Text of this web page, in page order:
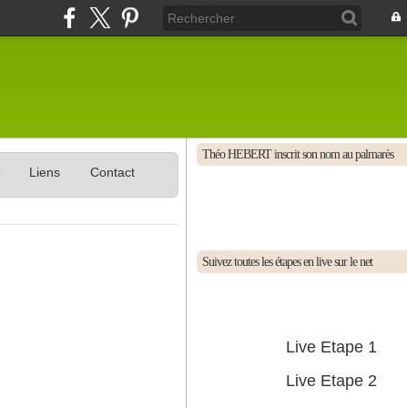
Liens Contact
Théo HEBERT inscrit son nom au palmarès
Suivez toutes les étapes en live sur le net
Live Etape 1
Live Etape 2